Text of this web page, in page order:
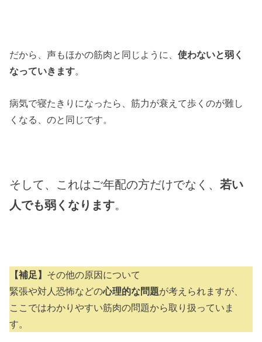
だから、声もほかの筋肉と同じように、使わないと弱く
なっていきます。
病気で寝たきりになったら、筋力が衰えて歩くのが難し
くなる、のと同じです。
そして、これはご年配の方だけでなく、若い
人でも弱くなります。
【補足】 その他の原因について
緊張や対人恐怖などの心理的な問題が考えられますが、
ここではわかりやすい筋肉の問題から取り扱っていま
す。